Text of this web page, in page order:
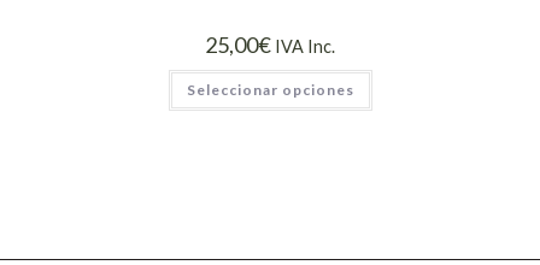
25,00€ IVA Inc.
Seleccionar opciones